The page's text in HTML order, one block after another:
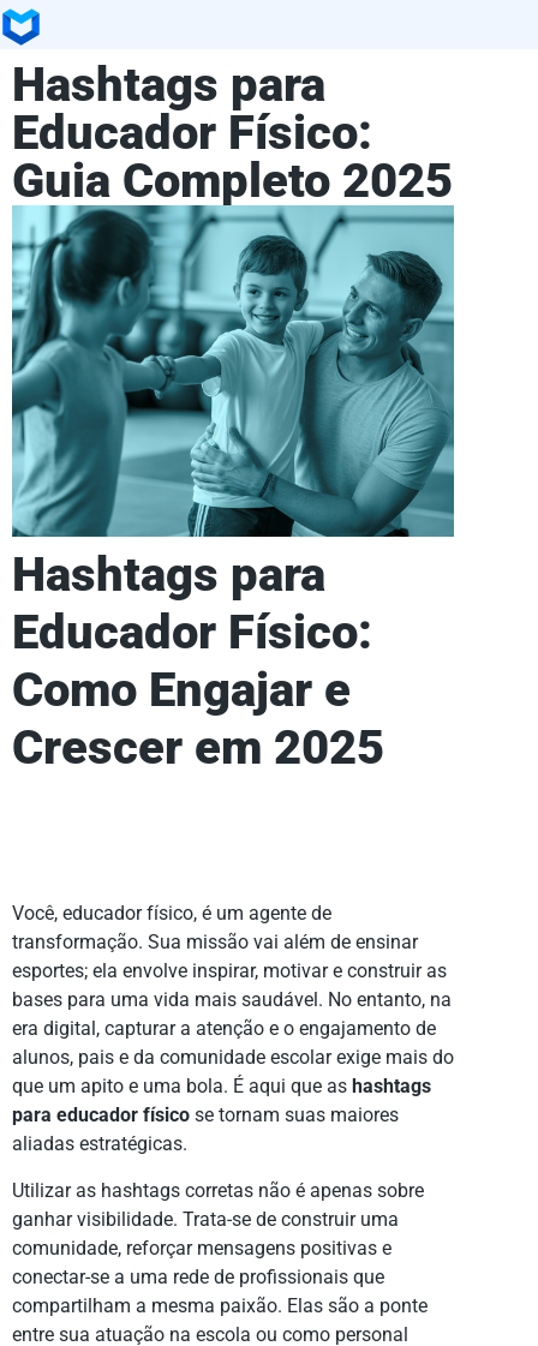
Hashtags para
Educador Físico:
Guia Completo 2025
Hashtags para
Educador Físico:
Como Engajar e
Crescer em 2025
Você, educador físico, é um agente de
transformação. Sua missão vai além de ensinar
esportes; ela envolve inspirar, motivar e construir as
bases para uma vida mais saudável. No entanto, na
era digital, capturar a atenção e o engajamento de
alunos, pais e da comunidade escolar exige mais do
que um apito e uma bola. É aqui que as hashtags
para educador físico se tornam suas maiores
aliadas estratégicas.
Utilizar as hashtags corretas não é apenas sobre
ganhar visibilidade. Trata-se de construir uma
comunidade, reforçar mensagens positivas e
conectar-se a uma rede de profissionais que
compartilham a mesma paixão. Elas são a ponte
entre sua atuação na escola ou como personal